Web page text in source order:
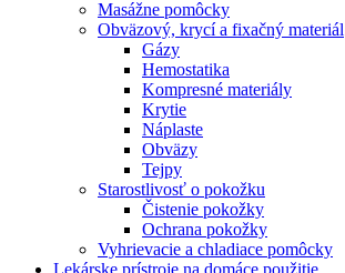
Masážne pomôcky
Obväzový, krycí a fixačný materiál
Gázy
Hemostatika
Kompresné materiály
Krytie
Náplaste
Obväzy
Tejpy
Starostlivosť o pokožku
Čistenie pokožky
Ochrana pokožky
Vyhrievacie a chladiace pomôcky